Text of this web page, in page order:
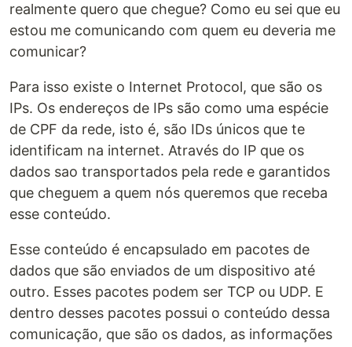
realmente quero que chegue? Como eu sei que eu
estou me comunicando com quem eu deveria me
comunicar?
Para isso existe o Internet Protocol, que são os
IPs. Os endereços de IPs são como uma espécie
de CPF da rede, isto é, são IDs únicos que te
identificam na internet. Através do IP que os
dados sao transportados pela rede e garantidos
que cheguem a quem nós queremos que receba
esse conteúdo.
Esse conteúdo é encapsulado em pacotes de
dados que são enviados de um dispositivo até
outro. Esses pacotes podem ser TCP ou UDP. E
dentro desses pacotes possui o conteúdo dessa
comunicação, que são os dados, as informações